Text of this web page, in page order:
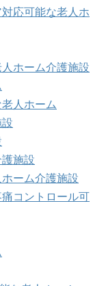
応可能な老人ホ
ホーム介護施設
人ホーム
施設
ーム介護施設
コントロール可